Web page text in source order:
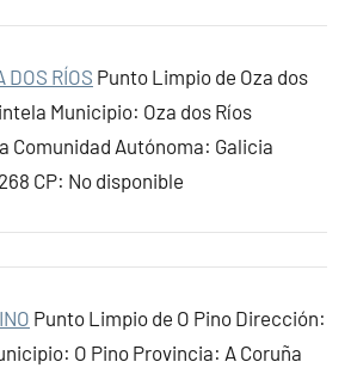
DOS RÍOS Punto Limpio de Oza dos
Municipio: Oza dos Ríos
Comunidad Autónoma: Galicia
CP: No disponible
Punto Limpio de O Pino Dirección:
O Pino Provincia: A Coruña